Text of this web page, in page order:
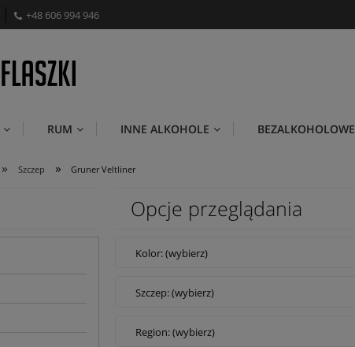
+48 606 994 946
RUM INNE ALKOHOLE BEZALKOHOLOWE
» Szczep » Gruner Veltliner
Opcje przeglądania
Kolor: (wybierz)
Szczep: (wybierz)
Region: (wybierz)